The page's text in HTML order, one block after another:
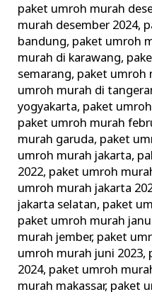
paket umroh murah
murah desember 2024,
bandung, paket umroh
murah di karawang,
semarang, paket umroh
umroh murah di
yogyakarta, paket
paket umroh murah
murah garuda, paket
umroh murah jakarta,
2022, paket umroh
umroh murah jakarta
jakarta selatan, paket
paket umroh murah
murah jember, paket
umroh murah juni 2023,
2024, paket umroh
murah makassar, paket